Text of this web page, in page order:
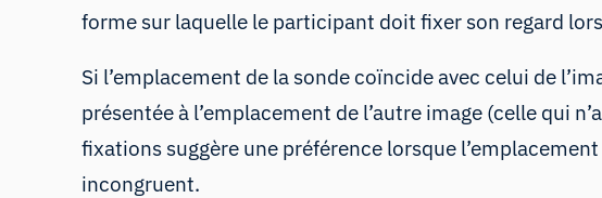
forme sur laquelle le participant doit fixer son regard
Si l’emplacement de la sonde coïncide avec celui de
présentée à l’emplacement de l’autre image (celle qui
fixations suggère une préférence lorsque
incongruent.